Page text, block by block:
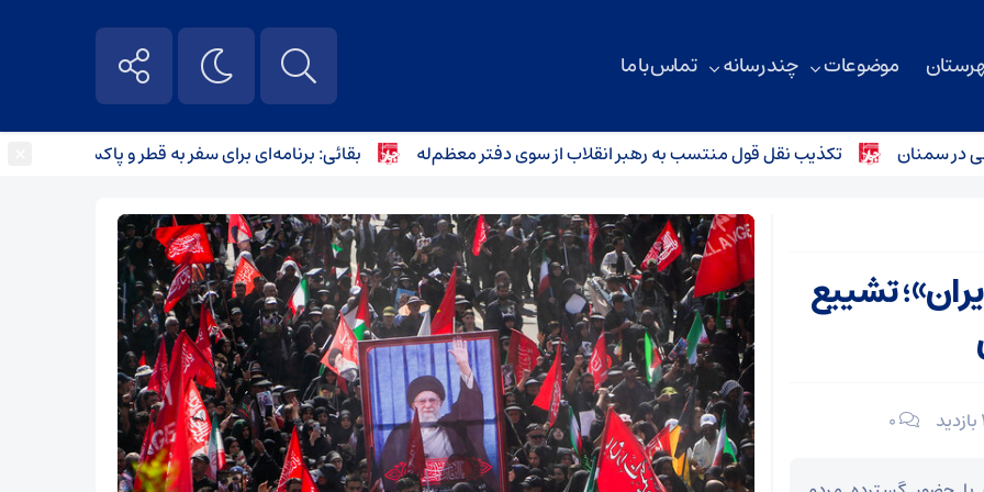
موضوعات چند رسانه تماس با ما
تکذیب نقل قول منتسب به رهبر انقلاب از سوی دفتر معظم‌له بقائی: برنامه‌ای برای سفر به قطر و پاکستان نداریم
تشییع
۰